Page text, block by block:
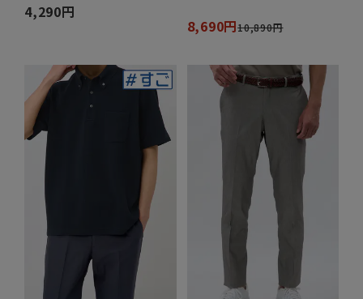
4,290円
8,690円10,890円